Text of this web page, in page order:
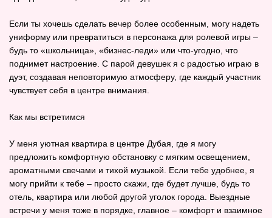
Если ты хочешь сделать вечер более особенным, могу надеть
униформу или превратиться в персонажа для ролевой игры –
будь то «школьница», «бизнес‑леди» или что‑угодно, что
поднимет настроение. С парой девушек я с радостью играю в
дуэт, создавая неповторимую атмосферу, где каждый участник
чувствует себя в центре внимания.
Как мы встретимся
У меня уютная квартира в центре Дубая, где я могу
предложить комфортную обстановку с мягким освещением,
ароматными свечами и тихой музыкой. Если тебе удобнее, я
могу прийти к тебе – просто скажи, где будет лучше, будь то
отель, квартира или любой другой уголок города. Выездные
встречи у меня тоже в порядке, главное – комфорт и взаимное